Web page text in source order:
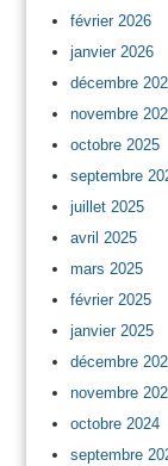
février 2026
janvier 2026
décembre
novembre
octobre 2025
septembre
juillet 2025
avril 2025
mars 2025
février 2025
janvier 2025
décembre
novembre
octobre 2024
septembre